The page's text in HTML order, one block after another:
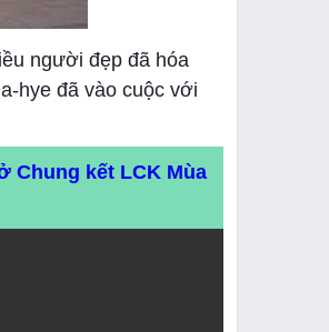
người đẹp đã hóa
hye đã vào cuộc với
Chung kết LCK Mùa